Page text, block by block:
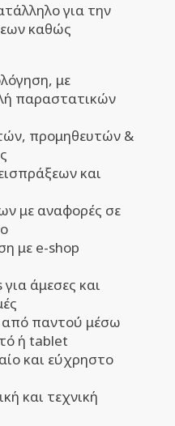
για την
καθώς
με
παραστατικών
προμηθευτών &
και
με αναφορές σε
με e-shop
άμεσες και
παντού μέσω
ή tablet
και εύχρηστο
και τεχνική